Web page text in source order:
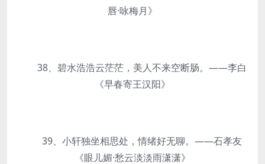
唇·咏梅月》
38、碧水浩浩云茫茫，美人不来空断肠。——李白
《早春寄王汉阳》
39、小轩独坐相思处，情绪好无聊。——石孝友
《眼儿媚·愁云淡淡雨潇潇》